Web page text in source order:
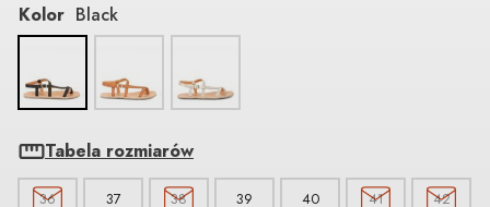
Kolor Black
Tabela rozmiarów
36 37 38 39 40 41 42